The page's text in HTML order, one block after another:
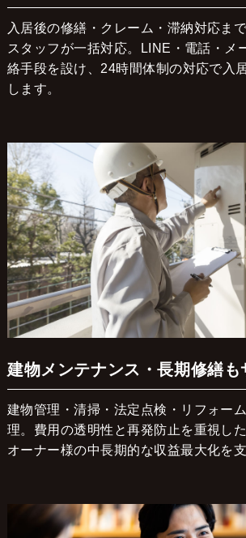
入居後の修繕・クレーム・滞納対応ま
スタッフが一括対応。LINE・電話・メ
絡手段を設け、24時間体制の対応で入
します。
建物メンテナンス・長期修繕も
建物管理・清掃・法定点検・リフォー
理。費用の透明性と再発防止を重視し
オーナー様の中長期的な収益最大化を支